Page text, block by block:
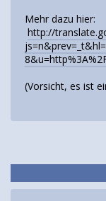
Mehr dazu hier:
http://
(Vorsicht, es ist